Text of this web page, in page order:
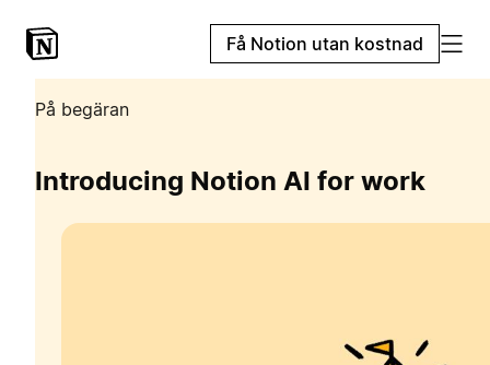
Få Notion utan kostnad
På begäran
Introducing Notion AI for work